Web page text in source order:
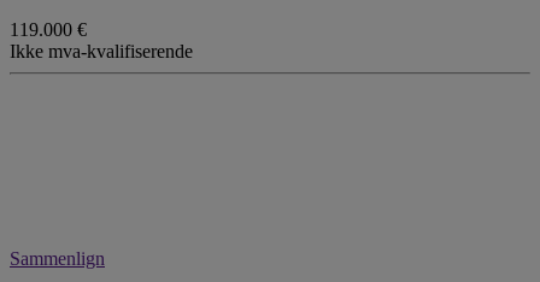
119.000 €
Ikke mva-kvalifiserende
Sammenlign